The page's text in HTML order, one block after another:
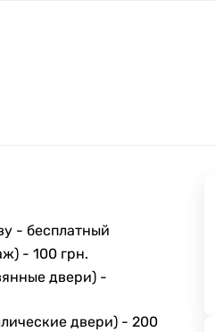
- бесплатный
-100 грн.
двери) -
двери) -200